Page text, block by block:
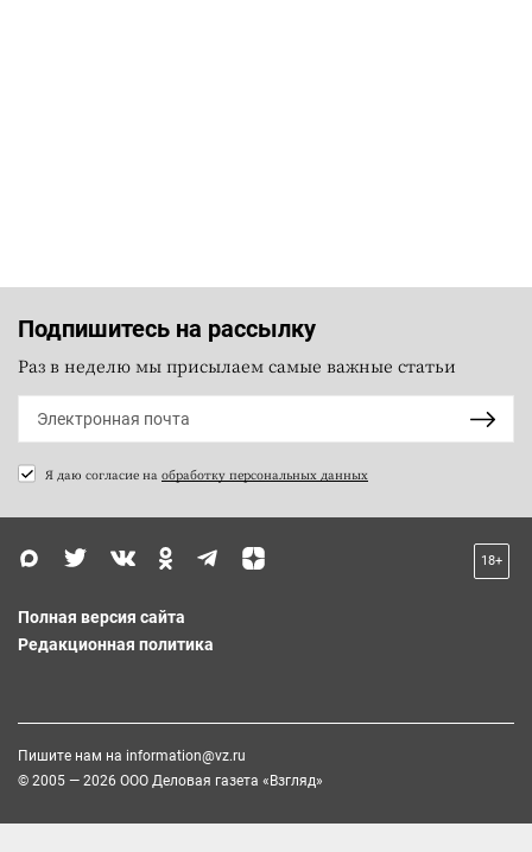
Подпишитесь на рассылку
Раз в неделю мы присылаем самые важные статьи
Я даю согласие на обработку персональных данных
18+
Полная версия сайта
Редакционная политика
Пишите нам на information@vz.ru
© 2005 — 2026 ООО Деловая газета «Взгляд»